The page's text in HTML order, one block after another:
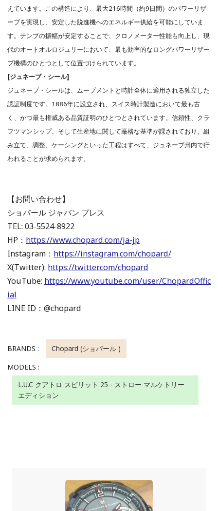
えています。この構造により、最大216時間（約9日間）のパワーリザ
ーブを実現し、安定した脱進機へのエネルギー供給を可能にしていま
す。テンプの振幅が安定することで、クロノメーター性能も向上し、現
代のオートオルロジュリーにおいて、最も効率的なロングパワーリザー
ブ機構のひとつとして位置づけられています。
[ジュネーブ・シール]
ジュネーブ・シールは、ムーブメントと時計全体に適用される独立した
認証制度です。1886年に設立され、スイス時計製造において最も古
く、かつ最も権威ある品質証明のひとつとされています。信頼性、クラ
フツマンシップ、そして生産地に関して厳格な基準が課されており、組
み立て、調整、ケーシングといった工程はすべて、ジュネーブ州内で行
われることが求められます。
【お問い合わせ】
ショパール ジャパン プレス
TEL: 03-5524-8922
HP： https://www.chopard.com/ja-jp
Instagram： https://instagram.com/chopard/
X(Twitter): https://twitter.com/chopard
YouTube: https://www.youtube.com/user/ChopardOffic
ial
LINE ID：@chopard
BRANDS :
Chopard (ショパール )
MODELS :
L.U.C クアトロ スピリット 25 - ストロー マルケトリー
エディション